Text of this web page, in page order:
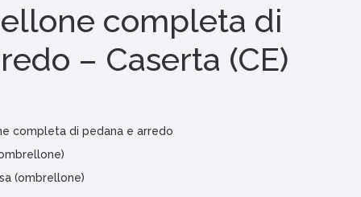
completa di
– Caserta (CE)
completa di pedana e arredo
(ombrellone)